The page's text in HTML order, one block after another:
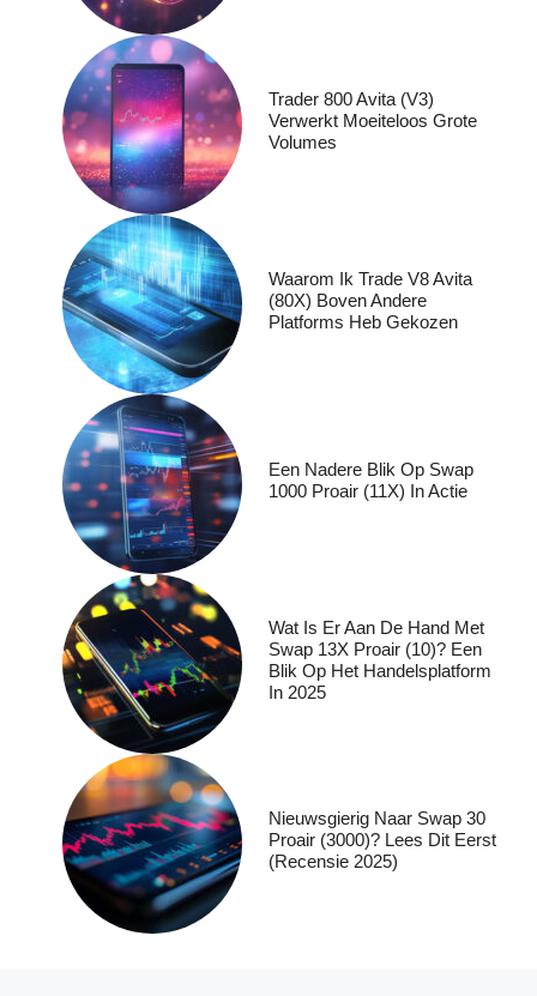
Trader 800 Avita (V3)
Verwerkt Moeiteloos Grote
Volumes
Waarom Ik Trade V8 Avita
(80X) Boven Andere
Platforms Heb Gekozen
Een Nadere Blik Op Swap
1000 Proair (11X) In Actie
Wat Is Er Aan De Hand Met
Swap 13X Proair (10)? Een
Blik Op Het Handelsplatform
In 2025
Nieuwsgierig Naar Swap 30
Proair (3000)? Lees Dit Eerst
(recensie 2025)